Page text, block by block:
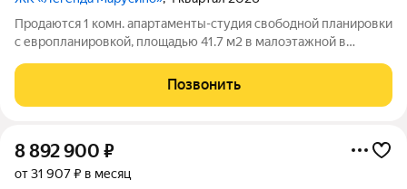
Продаются 1 комн. апартаменты-студия свободной планировки
с европланировкой, площадью 41.7 м2 в малоэтажной в
м. Некрасовка. Возможен вариант покупки с использованием
ипотечных средств, есть
Позвонить
8 892 900 ₽
от 31 907 ₽ в месяц